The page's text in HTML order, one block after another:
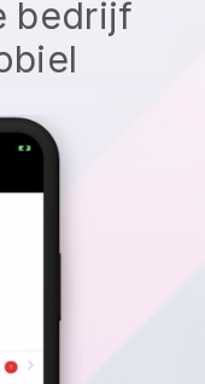
bedrijf